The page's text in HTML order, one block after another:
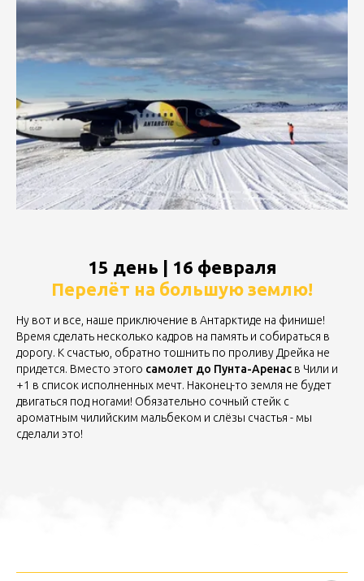
15 день | 16 февраля
Перелёт на большую землю!
Ну вот и все, наше приключение в Антарктиде на финише!
Время сделать несколько кадров на память и собираться в
дорогу. К счастью, обратно тошнить по проливу Дрейка не
придется. Вместо этого самолет до Пунта-Аренас в Чили и
+1 в список исполненных мечт. Наконец-то земля не будет
двигаться под ногами! Обязательно сочный стейк с
ароматным чилийским мальбеком и слёзы счастья - мы
сделали это!